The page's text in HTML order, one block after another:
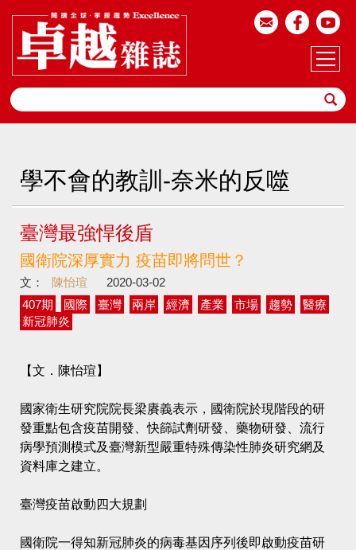
學不會的教訓-奈米的反噬
臺灣最強悍後盾
國衛院深厚實力 疫苗即將問世？
文： 陳怡瑄
2020-03-02
407期
國際 臺灣 兩岸 經濟 產業 市場 趨勢
醫療
新冠肺炎
【文．陳怡瑄】
國家衛生研究院院長梁賡義表示，國衛院於現階段的研
發重點包含疫苗開發、快篩試劑研發、藥物研發、流行
病學預測模式及臺灣新型嚴重特殊傳染性肺炎研究網及
資料庫之建立。
臺灣疫苗啟動四大規劃
國衛院一得知新冠肺炎的病毒基因序列後即啟動疫苗研